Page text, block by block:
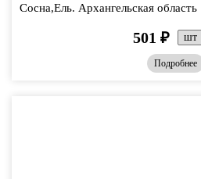
Сосна,Ель. Архангельская область
501 ₽
Подробнее